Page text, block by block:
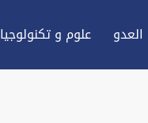
علوم و تكنولوجيا